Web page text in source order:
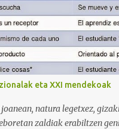
2024. Anastasia tiene una
para aprender
etc. https://
canales con más usuarios y
lleva por nombre: Aprende
subscriptores (septiembre de
los diferentes campos en los
gramática, verbos,
eta XXI mendekoak
natura legetxez,
zaldiak erabiltzen